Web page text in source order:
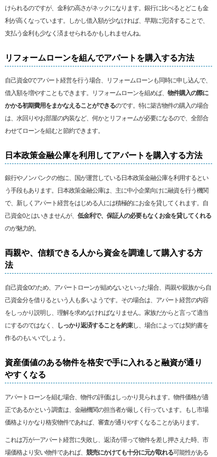
けられるのですが、金利の高さがネックになります。銀行に比べるとどこも金
利が高くなっています。しかし借入額が少なければ、早期に完済することで、
支払う金利も少なく済ませられるかもしれませんね。
リフォームローンを組んでアパートを購入する方法
自己資金0でアパート経営を行う場合、リフォームローンも同時に申し込んで、
借入額を増やすこともできます。リフォームローンを組めば、 物件購入の際に
かかる初期費用をまかなえることができるのです。特に築古物件の購入の場合
は、水回りやお部屋の内装など、何かとリフォームが必要になるので、全部合
わせてローンを組むと節約できます。
日本政策金融公庫を利用してアパートを購入する方法
銀行やノンバンクの他に、国が運営している日本政策金融公庫を利用するとい
う手段もあります。日本政策金融公庫は、主に中小企業向けに融資を行う機関
で、新しくアパート経営をはじめる人には積極的にお金を貸してくれます。自
己資金0とはいきませんが、 低金利で、保証人の必要もなくお金を貸してくれる
のが魅力的。
両親や、信頼できる人から資金を調達して購入する方
法
自己資金0のため、アパートローンが組めないといった場合、両親や親族から自
己資金分を借りるという人も多いようです。その場合は、アパート経営の内容
をしっかり説明し、理解を求めなければなりません。家族だからと言って適当
にするのではなく、
しっかり返済することを約束し、場合によっては契約書を
作るのもいいでしょう。
資産価値のある物件を格安で手に入れると融資が通り
やすくなる
アパートローンを組む場合、物件の評価はしっかり見られます。物件価格が適
正であるかという調査は、金融機関の担当者が厳しく行っています。もし市場
価格よりかなり格安物件であれば、審査が通りやすくなることがあります。
これは万が一アパート経営に失敗し、返済が滞って物件を差し押さえた時、市
場価格より安い物件であれば、 競売にかけても十分に元が取れる可能性がある